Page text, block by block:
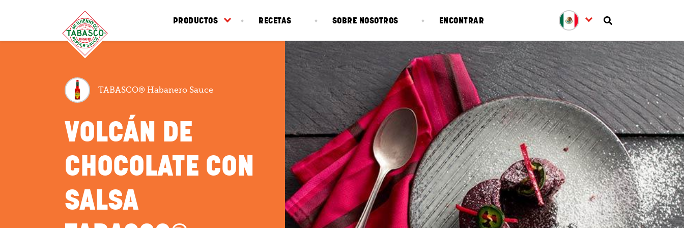
PRODUCTOS RECETAS SOBRE NOSOTROS ENCONTRAR
TABASCO® Habanero Sauce
VOLCÁN DE
CHOCOLATE CON
SALSA